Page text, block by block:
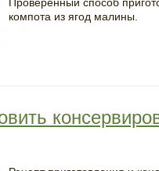
компота из ягод малины.